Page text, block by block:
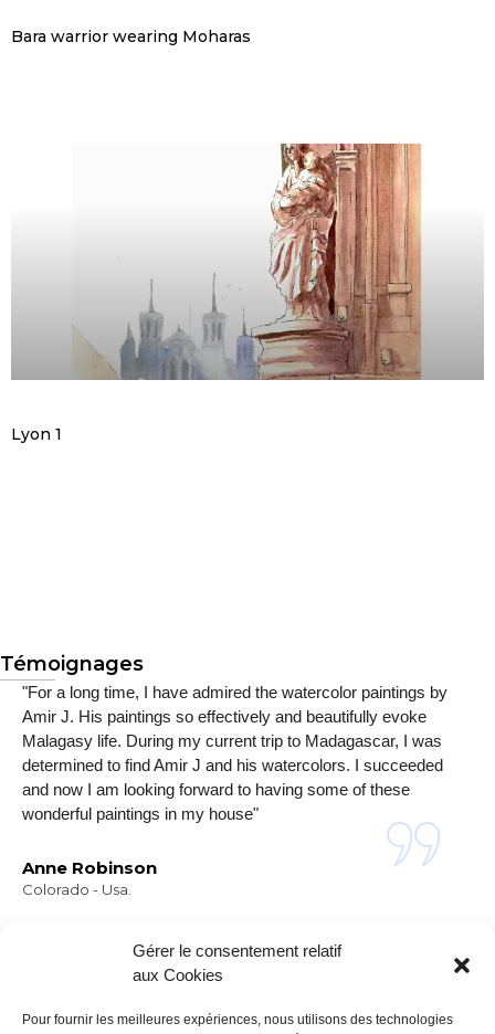
Gérer le consentement relatif
aux Cookies
Pour fournir les meilleures expériences, nous utilisons des technologies
Bara warrior wearing Moharas
Lyon 1
Témoignages
"For a long time, I have admired the watercolor paintings by
Amir J. His paintings so effectively and beautifully evoke
Malagasy life. During my current trip to Madagascar, I was
determined to find Amir J and his watercolors. I succeeded
and now I am looking forward to having some of these
wonderful paintings in my house"
Anne Robinson
Colorado - Usa.